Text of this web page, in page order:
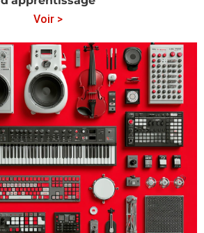
Voir >